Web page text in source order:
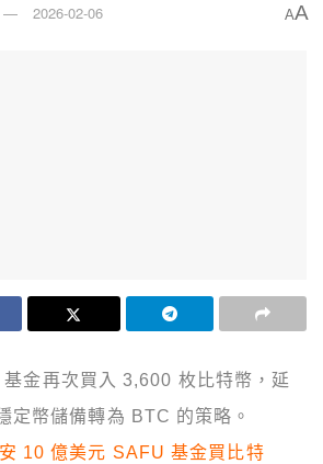
2026-02-06 AA
金再次買入 3,600 枚比特幣，延
定幣儲備轉為 BTC 的策略。
10 億美元 SAFU 基金買比特